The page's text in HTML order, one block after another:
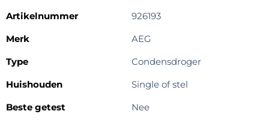
Artikelnummer
926193
Merk
AEG
Type
Condensdroger
Huishouden
Single of stel
Beste getest
Nee